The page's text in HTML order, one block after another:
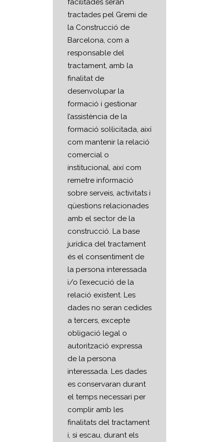
facilitades seran
tractades pel Gremi de
la Construcció de
Barcelona, com a
responsable del
tractament, amb la
finalitat de
desenvolupar la
formació i gestionar
l’assistència de la
formació sol·licitada, així
com mantenir la relació
comercial o
institucional, així com
remetre informació
sobre serveis, activitats i
qüestions relacionades
amb el sector de la
construcció. La base
jurídica del tractament
és el consentiment de
la persona interessada
i/o l’execució de la
relació existent. Les
dades no seran cedides
a tercers, excepte
obligació legal o
autorització expressa
de la persona
interessada. Les dades
es conservaran durant
el temps necessari per
complir amb les
finalitats del tractament
i, si escau, durant els